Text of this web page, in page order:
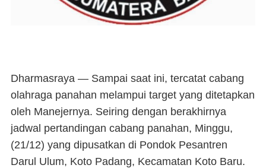
Dharmasraya — Sampai saat ini, tercatat cabang
olahraga panahan melampui target yang ditetapkan
oleh Manejernya. Seiring dengan berakhirnya
jadwal pertandingan cabang panahan, Minggu,
(21/12) yang dipusatkan di Pondok Pesantren
Darul Ulum, Koto Padang, Kecamatan Koto Baru.